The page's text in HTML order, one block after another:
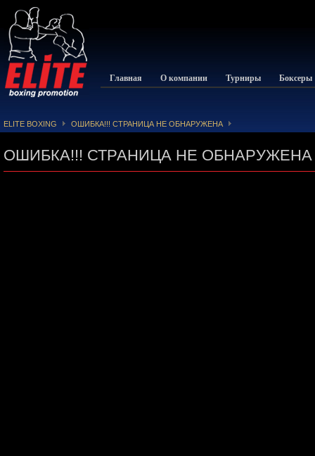
Главная О компании Турниры Боксеры
ELITE BOXING ОШИБКА!!! СТРАНИЦА НЕ ОБНАРУЖЕНА
ОШИБКА!!! СТРАНИЦА НЕ ОБНАРУЖЕНА